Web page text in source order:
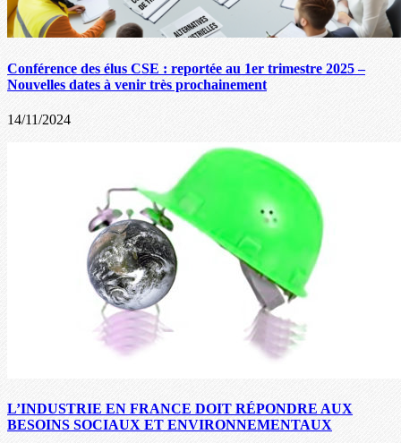
Conférence des élus CSE : reportée au 1er trimestre 2025 –
Nouvelles dates à venir très prochainement
14/11/2024
L’INDUSTRIE EN FRANCE DOIT RÉPONDRE AUX
BESOINS SOCIAUX ET ENVIRONNEMENTAUX